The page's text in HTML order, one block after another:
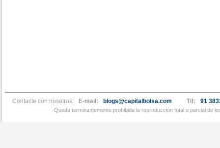
Contacte con nosotros: E-mail: blogs@capitalbolsa.com Tlf: 91
Queda terminantemente prohibida la reproducción total o parcial de